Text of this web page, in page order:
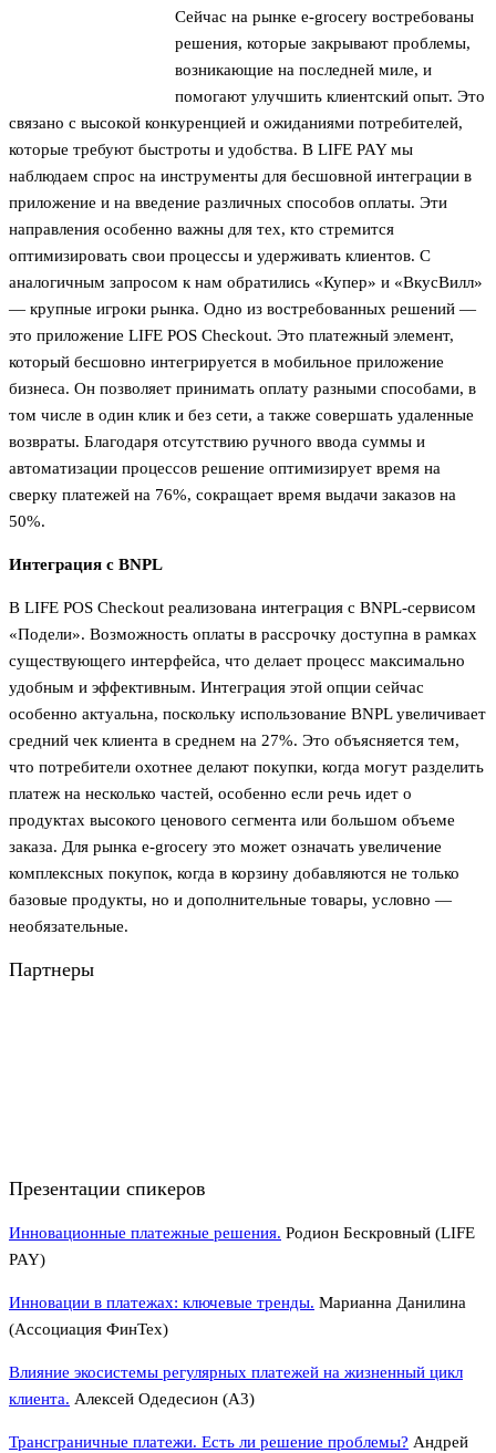
Сейчас на рынке e-grocery востребованы
решения, которые закрывают проблемы,
возникающие на последней миле, и
помогают улучшить клиентский опыт. Это
связано с высокой конкуренцией и ожиданиями потребителей,
которые требуют быстроты и удобства. В LIFE PAY мы
наблюдаем спрос на инструменты для бесшовной интеграции в
приложение и на введение различных способов оплаты. Эти
направления особенно важны для тех, кто стремится
оптимизировать свои процессы и удерживать клиентов. С
аналогичным запросом к нам обратились «Купер» и «ВкусВилл»
— крупные игроки рынка. Одно из востребованных решений —
это приложение LIFE POS Checkout. Это платежный элемент,
который бесшовно интегрируется в мобильное приложение
бизнеса. Он позволяет принимать оплату разными способами, в
том числе в один клик и без сети, а также совершать удаленные
возвраты. Благодаря отсутствию ручного ввода суммы и
автоматизации процессов решение оптимизирует время на
сверку платежей на 76%, сокращает время выдачи заказов на
50%.
Интеграция с BNPL
В LIFE POS Checkout реализована интеграция с BNPL-сервисом
«Подели». Возможность оплаты в рассрочку доступна в рамках
существующего интерфейса, что делает процесс максимально
удобным и эффективным. Интеграция этой опции сейчас
особенно актуальна, поскольку использование BNPL увеличивает
средний чек клиента в среднем на 27%. Это объясняется тем,
что потребители охотнее делают покупки, когда могут разделить
платеж на несколько частей, особенно если речь идет о
продуктах высокого ценового сегмента или большом объеме
заказа. Для рынка e-grocery это может означать увеличение
комплексных покупок, когда в корзину добавляются не только
базовые продукты, но и дополнительные товары, условно —
необязательные.
Партнеры
Презентации спикеров
Инновационные платежные решения. Родион Бескровный (LIFE
PAY)
Инновации в платежах: ключевые тренды. Марианна Данилина
(Ассоциация ФинТех)
Влияние экосистемы регулярных платежей на жизненный цикл
клиента. Алексей Одедесион (А3)
Трансграничные платежи. Есть ли решение проблемы? Андрей